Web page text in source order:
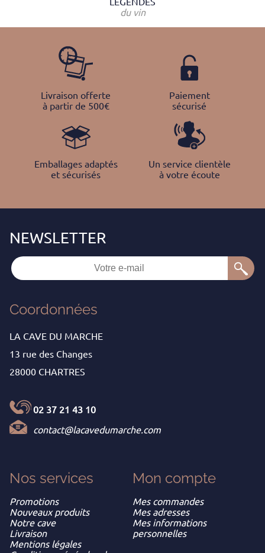
du vin
Livraison offerte
à partir de 500€
Paiement
sécurisé
Emballages adaptés
et sécurisés
Un service clientèle
à votre écoute
Coordonnées
LA CAVE DU MARCHE
13 rue des Changes
28000 CHARTRES
02 37 21 43 10
contact@lacavedumarche.com
Nos services
Promotions
Nouveaux produits
Notre cave
Livraison
Mentions légales
Mon compte
Mes commandes
Mes adresses
Mes informations
personnelles